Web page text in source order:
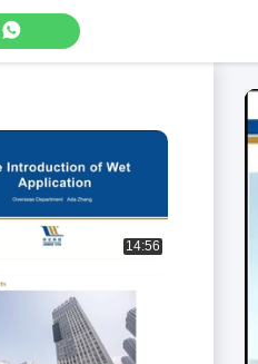
14:56